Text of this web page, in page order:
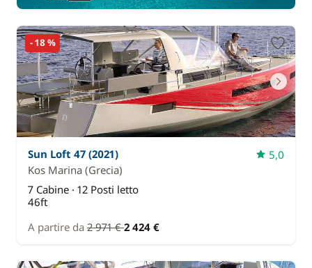
- 18 %
Sun Loft 47 (2021)
5,0
Kos Marina (Grecia)
7 Cabine · 12 Posti letto
46ft
A partire da 2 971 €2 424 €